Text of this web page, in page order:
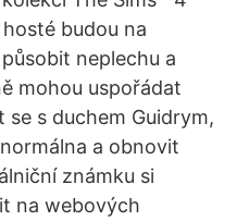
budou na
neplechu a
mohou uspořádat
s duchem Guidrym,
a obnovit
známku si
na webových